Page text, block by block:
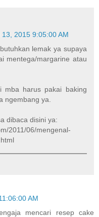
13, 2015 9:05:00 AM
lemak ya supaya
mentega/margarine atau
mba harus pakai baking
ngembang ya.
dibaca disini ya:
2011/06/mengenal-
AM
mencari resep cake